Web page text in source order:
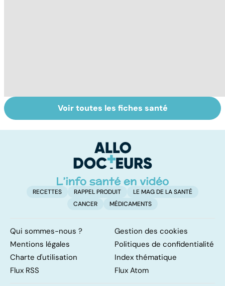
La tuberculose
pulmonaire
Tout savoir sur
les infections
Voir toutes les fiches santé
RECETTES RAPPEL PRODUIT
LE MAG DE LA SANTÉ
CANCER
MÉDICAMENTS
Qui sommes-nous ?
Gestion des cookies
Mentions légales
Politiques de confidentialité
Charte d'utilisation
Index thématique
Flux RSS
Flux Atom